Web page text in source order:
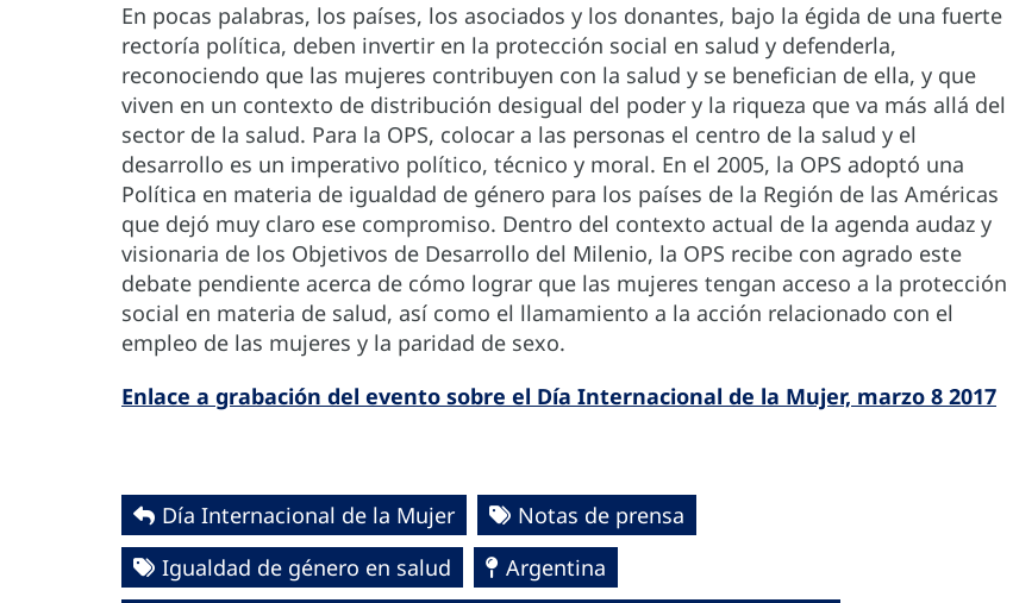
En pocas palabras, los países, los asociados y los donantes, bajo la égida de una fuerte
rectoría política, deben invertir en la protección social en salud y defenderla,
reconociendo que las mujeres contribuyen con la salud y se benefician de ella, y que
viven en un contexto de distribución desigual del poder y la riqueza que va más allá del
sector de la salud. Para la OPS, colocar a las personas el centro de la salud y el
desarrollo es un imperativo político, técnico y moral. En el 2005, la OPS adoptó una
Política en materia de igualdad de género para los países de la Región de las Américas
que dejó muy claro ese compromiso. Dentro del contexto actual de la agenda audaz y
visionaria de los Objetivos de Desarrollo del Milenio, la OPS recibe con agrado este
debate pendiente acerca de cómo lograr que las mujeres tengan acceso a la protección
social en materia de salud, así como el llamamiento a la acción relacionado con el
empleo de las mujeres y la paridad de sexo.
Enlace a grabación del evento sobre el Día Internacional de la Mujer, marzo 8 2017
Día Internacional de la Mujer
Notas de prensa
Igualdad de género en salud
Argentina